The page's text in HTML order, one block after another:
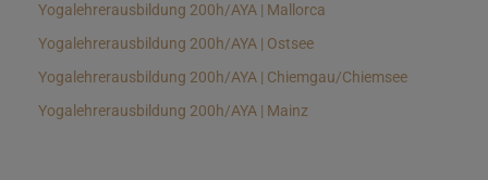
Yogalehrerausbildung 200h/AYA | Mallorca
Yogalehrerausbildung 200h/AYA | Ostsee
Yogalehrerausbildung 200h/AYA | Chiemgau/Chiemsee
Yogalehrerausbildung 200h/AYA | Mainz